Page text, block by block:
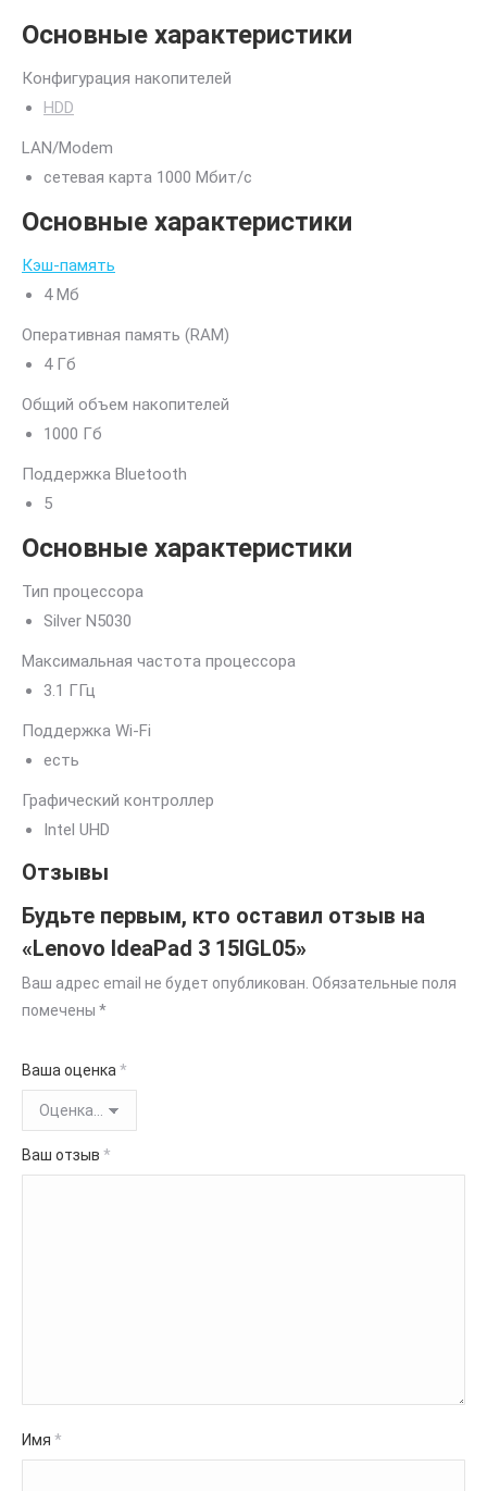
Основные характеристики
Конфигурация накопителей
HDD
LAN/Modem
сетевая карта 1000 Мбит/c
Основные характеристики
Кэш-память
4 Мб
Оперативная память (RAM)
4 Гб
Общий объем накопителей
1000 Гб
Поддержка Bluetooth
5
Основные характеристики
Тип процессора
Silver N5030
Максимальная частота процессора
3.1 ГГц
Поддержка Wi-Fi
есть
Графический контроллер
Intel UHD
Отзывы
Будьте первым, кто оставил отзыв на
«Lenovo IdeaPad 3 15IGL05»
Ваш адрес email не будет опубликован. Обязательные поля
помечены *
Ваша оценка *
Ваш отзыв *
Имя *